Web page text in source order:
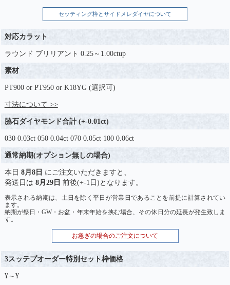
セッティング枠とサイドメレダイヤについて
対応カラット
ラウンド ブリリアント 0.25～1.00ctup
素材
PT900 or PT950 or K18YG (選択可)
寸法について >>
脇石ダイヤモンド合計 (+-0.01ct)
030 0.03ct 050 0.04ct 070 0.05ct 100 0.06ct
通常納期(オプション無しの場合)
本日 8月8日 にご注文いただきますと、
発送日は 8月29日 前後(+-1日)となります。
表示される納期は、土日を除く平日が営業日であることを前提に計算されてい
ます。
納期が祭日・GW・お盆・年末年始を挟む場合、その休日分の延長が発生致しま
す。
お急ぎの場合のご注文について
3スッテプオーダー特別セット枠価格
¥～¥